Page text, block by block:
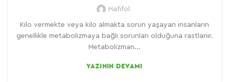
Hafifol
Kilo vermekte veya kilo almakta sorun yaşayan insanların
genellikle metabolizmaya bağlı sorunları olduğuna rastlanır.
Metabolizman...
YAZININ DEVAMI